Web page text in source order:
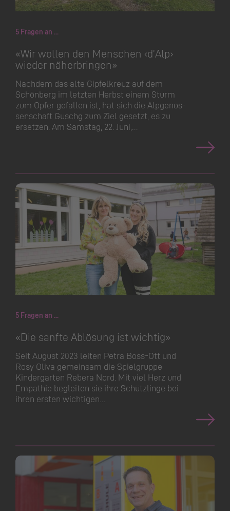
5 Fragen an ...
«Wir wollen den Menschen ‹d’Alp›
wieder näherbringen»
Nachdem das alte Gipfelkreuz auf dem
Schönberg im letzten Herbst einem Sturm
zum Opfer gefallen ist, hat sich die Alpgenos­
senschaft Guschg zum Ziel gesetzt, es zu
ersetzen. Am Samstag, 22. Juni,…
5 Fragen an ...
«Die sanfte Ablösung ist wichtig»
Seit August 2023 leiten Petra Boss-Ott und
Rosy Oliva gemeinsam die Spielgruppe
Kindergarten Rebera Nord. Mit viel Herz und
Empathie begleiten sie ihre Schützlinge bei
ihren ersten wichtigen…